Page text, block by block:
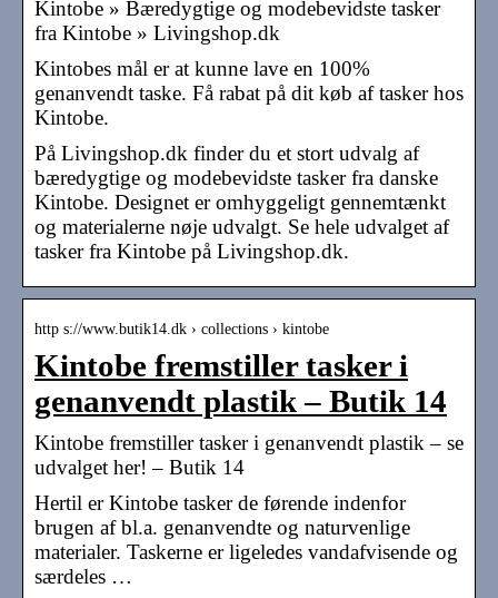
Kintobe » Bæredygtige og modebevidste tasker
fra Kintobe » Livingshop.dk
Kintobes mål er at kunne lave en 100%
genanvendt taske. Få rabat på dit køb af tasker hos
Kintobe.
På Livingshop.dk finder du et stort udvalg af
bæredygtige og modebevidste tasker fra danske
Kintobe. Designet er omhyggeligt gennemtænkt
og materialerne nøje udvalgt. Se hele udvalget af
tasker fra Kintobe på Livingshop.dk.
http s://www.butik14.dk › collections › kintobe
Kintobe fremstiller tasker i
genanvendt plastik – Butik 14
Kintobe fremstiller tasker i genanvendt plastik – se
udvalget her! – Butik 14
Hertil er Kintobe tasker de førende indenfor
brugen af bl.a. genanvendte og naturvenlige
materialer. Taskerne er ligeledes vandafvisende og
særdeles …